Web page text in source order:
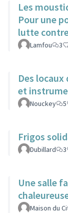
Les
Pour une
lutte
Lamfou 3
Des
et
Nouckey 5
Frigos
Dubillard 3
Une salle
Maison du